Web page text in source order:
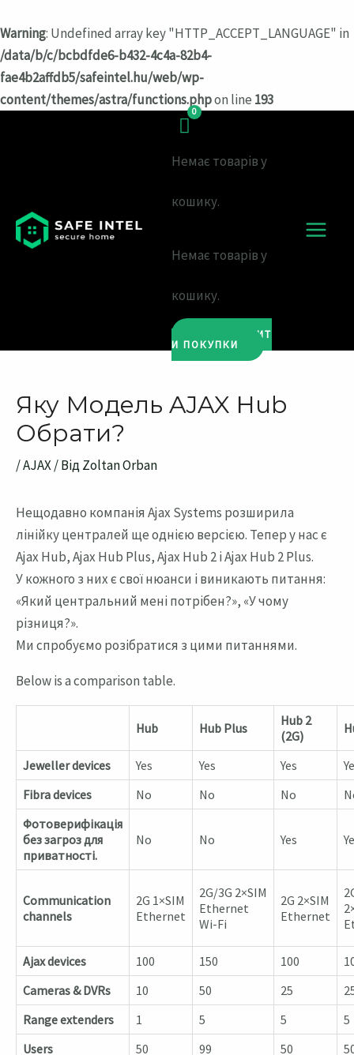
Warning: Undefined array key "HTTP_ACCEPT_LANGUAGE" in
/data/b/c/bcbdfde6-b432-4c4a-82b4-
fae4b2affdb5/safeintel.hu/web/wp-
content/themes/astra/functions.phpon line 193
Немає товарів у
кошику.
Немає товарів у
кошику.
ПРОДОВЖИТ
И ПОКУПКИ
Яку Модель AJAX Hub
Обрати?
/AJAX/ ВідZoltan Orban
Нещодавно компанія Ajax Systems розширила
лінійку централей ще однією версією. Тепер у нас є
Ajax Hub, Ajax Hub Plus, Ajax Hub 2 і Ajax Hub 2 Plus.
У кожного з них є свої нюанси і виникають питання:
«Який центральний мені потрібен?», «У чому
різниця?».
Ми спробуємо розібратися з цими питаннями.
Below is a comparison table.
Hub Hub Plus
Hub 2
(2G)
Jeweller devices Yes Yes Yes
Fibra devices
No No No
Фотоверифікація
без загроз для
приватності.
No No Yes
Communication
channels
2G 1×SIM
Ethernet
2G/3G 2×SIM
Ethernet
Wi-Fi
2G 2×SIM
Ethernet
Ajax devices 100 150 100
Cameras & DVRs
10 50 25
Range extenders
1 5 5
5
Users
50 99 50